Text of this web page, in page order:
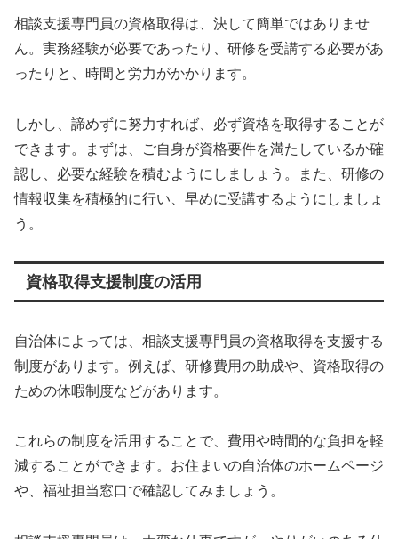
相談支援専門員の資格取得は、決して簡単ではありませ
ん。実務経験が必要であったり、研修を受講する必要があ
ったりと、時間と労力がかかります。
しかし、諦めずに努力すれば、必ず資格を取得することが
できます。まずは、ご自身が資格要件を満たしているか確
認し、必要な経験を積むようにしましょう。また、研修の
情報収集を積極的に行い、早めに受講するようにしましょ
う。
資格取得支援制度の活用
自治体によっては、相談支援専門員の資格取得を支援する
制度があります。例えば、研修費用の助成や、資格取得の
ための休暇制度などがあります。
これらの制度を活用することで、費用や時間的な負担を軽
減することができます。お住まいの自治体のホームページ
や、福祉担当窓口で確認してみましょう。